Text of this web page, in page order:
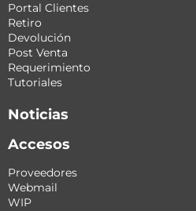
Portal Clientes
Retiro
Devolución
Post Venta
Requerimiento
Tutoriales
Noticias
Accesos
Proveedores
Webmail
WIP